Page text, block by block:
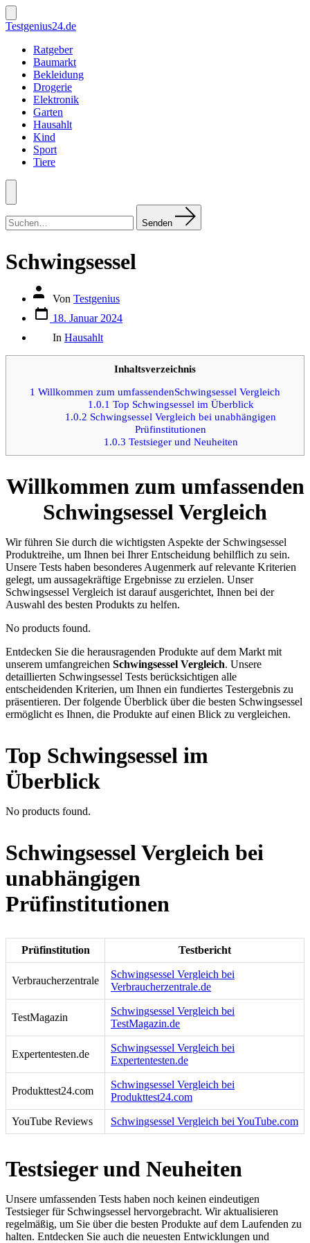
Zum
Inhalt
springen
Suche
ein-/ausblenden
Testgenius24.de
Ratgeber
Baumarkt
Bekleidung
Drogerie
Elektronik
Garten
Hausahlt
Kind
Sport
Tiere
Menü
nach:
Senden
Schwingsessel
Autor
Beitrags
Von Testgenius
Datum
des
Beitrags
18. Januar 2024
In Hausahlt
Inhaltsverzeichnis
1 Willkommen zum umfassendenSchwingsessel Vergleich
1.0.1 Top Schwingsessel im Überblick
1.0.2 Schwingsessel Vergleich bei unabhängigen
Prüfinstitutionen
1.0.3 Testsieger und Neuheiten
Willkommen zum umfassenden
Schwingsessel Vergleich
Wir führen Sie durch die wichtigsten Aspekte der Schwingsessel
Produktreihe, um Ihnen bei Ihrer Entscheidung behilflich zu sein.
Unsere Tests haben besonderes Augenmerk auf relevante Kriterien
gelegt, um aussagekräftige Ergebnisse zu erzielen. Unser
Schwingsessel Vergleich ist darauf ausgerichtet, Ihnen bei der
Auswahl des besten Produkts zu helfen.
No products found.
Entdecken Sie die herausragenden Produkte auf dem Markt mit
unserem umfangreichen Schwingsessel Vergleich. Unsere
detaillierten Schwingsessel Tests berücksichtigen alle
entscheidenden Kriterien, um Ihnen ein fundiertes Testergebnis zu
präsentieren. Der folgende Überblick über die besten Schwingsessel
ermöglicht es Ihnen, die Produkte auf einen Blick zu vergleichen.
Top Schwingsessel im
Überblick
No products found.
Schwingsessel Vergleich bei
unabhängigen
Prüfinstitutionen
Prüfinstitution Testbericht
Verbraucherzentrale
Schwingsessel Vergleich bei
Verbraucherzentrale.de
TestMagazin
Schwingsessel Vergleich bei
TestMagazin.de
Expertentesten.de
Schwingsessel Vergleich bei
Expertentesten.de
Produkttest24.com
Schwingsessel Vergleich bei
Produkttest24.com
YouTube Reviews Schwingsessel Vergleich bei YouTube.com
Testsieger und Neuheiten
Unsere umfassenden Tests haben noch keinen eindeutigen
Testsieger für Schwingsessel hervorgebracht. Wir aktualisieren
regelmäßig, um Sie über die besten Produkte auf dem Laufenden zu
halten. Entdecken Sie auch die neuesten Entwicklungen und